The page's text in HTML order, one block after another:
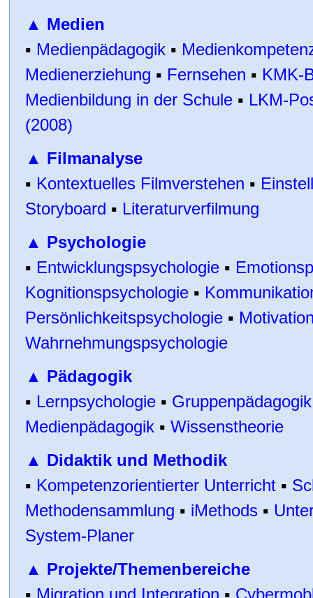
▲ Medien
▪ Medienpädagogik ▪
Medienerziehung ▪ Fernsehen ▪ KMK-
Medienbildung in der Schule ▪ LKM-
(2008)
▲ Filmanalyse
▪ Kontextuelles Filmverstehen ▪
Storyboard ▪ Literaturverfilmung
▲ Psychologie
▪ Entwicklungspsychologie ▪
Kognitionspsychologie ▪
Persönlichkeitspsychologie ▪
Wahrnehmungspsychologie
▲ Pädagogik
▪ Lernpsychologie ▪ Gruppenpädagogik
Medienpädagogik ▪ Wissenstheorie
▲ Didaktik und Methodik
▪ Kompetenzorientierter Unterricht ▪
Methodensammlung ▪ iMethods ▪
System-Planer
▲ Projekte/Themenbereiche
▪ Migration und Integration ▪